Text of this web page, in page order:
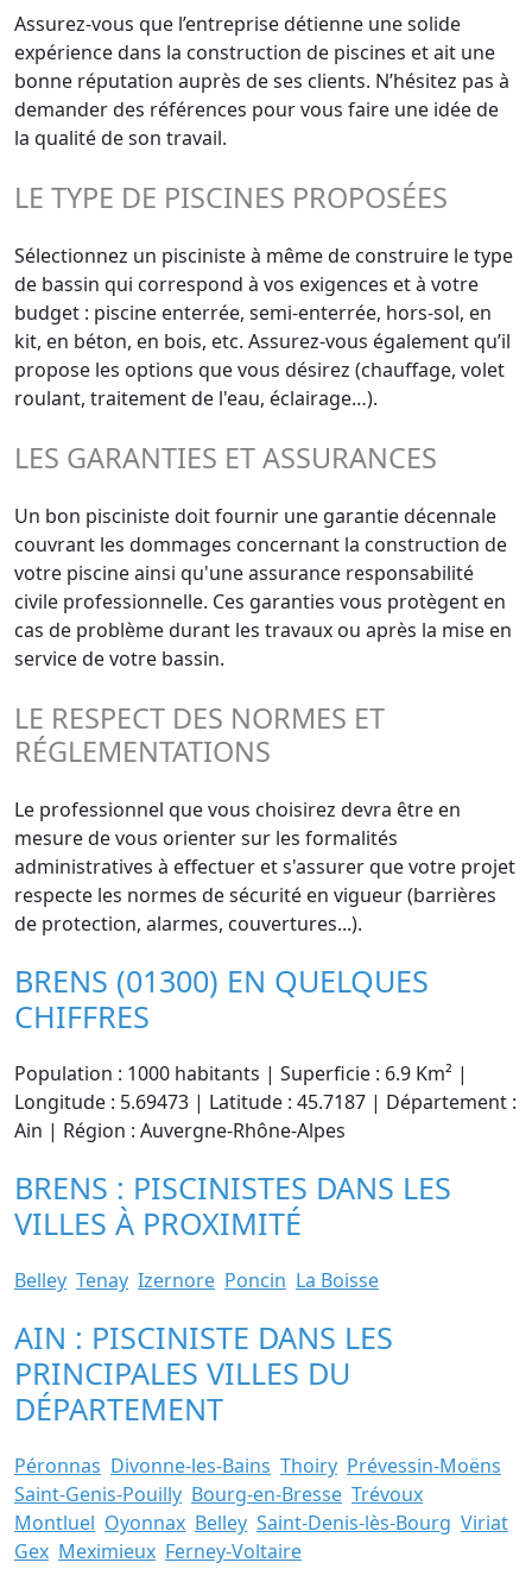
Assurez-vous que l’entreprise détienne une solide
expérience dans la construction de piscines et ait une
bonne réputation auprès de ses clients. N’hésitez pas à
demander des références pour vous faire une idée de
la qualité de son travail.
LE TYPE DE PISCINES PROPOSÉES
Sélectionnez un pisciniste à même de construire le type
de bassin qui correspond à vos exigences et à votre
budget : piscine enterrée, semi-enterrée, hors-sol, en
kit, en béton, en bois, etc. Assurez-vous également qu’il
propose les options que vous désirez (chauffage, volet
roulant, traitement de l'eau, éclairage…).
LES GARANTIES ET ASSURANCES
Un bon pisciniste doit fournir une garantie décennale
couvrant les dommages concernant la construction de
votre piscine ainsi qu'une assurance responsabilité
civile professionnelle. Ces garanties vous protègent en
cas de problème durant les travaux ou après la mise en
service de votre bassin.
LE RESPECT DES NORMES ET
RÉGLEMENTATIONS
Le professionnel que vous choisirez devra être en
mesure de vous orienter sur les formalités
administratives à effectuer et s'assurer que votre projet
respecte les normes de sécurité en vigueur (barrières
de protection, alarmes, couvertures...).
BRENS (01300) EN QUELQUES
CHIFFRES
Population : 1000 habitants | Superficie : 6.9 Km² |
Longitude : 5.69473 | Latitude : 45.7187 | Département :
Ain | Région : Auvergne-Rhône-Alpes
BRENS : PISCINISTES DANS LES
VILLES À PROXIMITÉ
Belley Tenay Izernore Poncin La Boisse
AIN : PISCINISTE DANS LES
PRINCIPALES VILLES DU
DÉPARTEMENT
Péronnas Divonne-les-Bains Thoiry Prévessin-Moëns
Saint-Genis-Pouilly Bourg-en-Bresse Trévoux
Montluel Oyonnax Belley Saint-Denis-lès-Bourg Viriat
Gex Meximieux Ferney-Voltaire